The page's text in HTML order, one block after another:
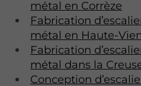
métal en Corrèze
Fabrication
métal en Haute-
Fabrication
métal dans la
Conception